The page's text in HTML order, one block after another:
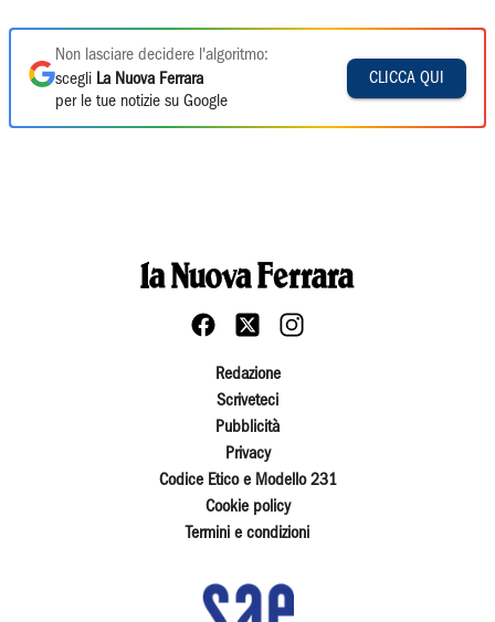
Non lasciare decidere l'algoritmo:
scegli La Nuova Ferrara
per le tue notizie su Google
CLICCA QUI
Redazione
Scriveteci
Pubblicità
Privacy
Codice Etico e Modello 231
Cookie policy
Termini e condizioni